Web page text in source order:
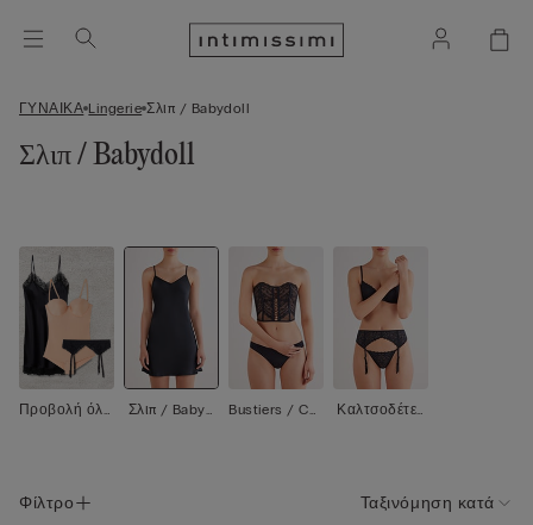
ΓΥΝΑΙΚΑ Lingerie Σλιπ / Babydoll
Σλιπ / Babydoll
Προβολή όλ
Σλιπ / Babyd
Bustiers / Cor
Καλτσοδέτες
Φίλτρο Ταξινόμηση κατά